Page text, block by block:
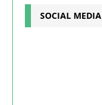
SOCIAL MEDIA